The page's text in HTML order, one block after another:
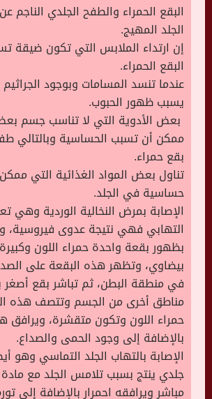
البقع الحمراء والطفح الجلدي الناجم
الجلد المهيج.
إن ارتداء الملابس التي تكون ضيقة
البقع الحمراء.
عندما تنسد المسامات وبوجود
يسبب ظهور الحبوب.
بعض الأدوية التي لا تناسب جسم
ممكن أن تسبب الحساسية وبالتالي
بقع حمراء.
تناول بعض المواد الغذائية التي
حساسية في الجلد.
الإصابة بمرض النخالية الوردية وهي
التهابي فهي نتيجة عدوى فيروسية،
بظهور بقعة واحدة حمراء اللون
بيضاوي، وتظهر هذه البقعة على
في منطقة البطن، ثم تباشر بقع
مناطق أخرى من الجسم وتتصف هذه
حمراء اللون وتكون متقشرة، ويرافق
بالإضافة إلى وجود الحمى والصداع.
الإصابة بالتهاب الجلد التماسي وهو
جلدي ينتج بسبب تلامس الجلد مع
مباشر ويرافقه احمرار بالإضافة إلى